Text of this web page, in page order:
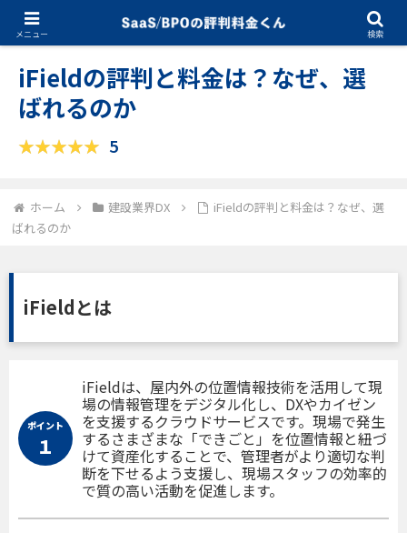
建設業界DX 11.10.2025
iFieldの評判と料金は？なぜ、選
ばれるのか
5
ホーム 建設業界DX
iFieldの評判と料金は？なぜ、選
ばれるのか
iFieldとは
ポイント
１
iFieldは、屋内外の位置情報技術を活用して現
場の情報管理をデジタル化し、DXやカイゼン
を支援するクラウドサービスです。現場で発生
するさまざまな「できごと」を位置情報と紐づ
けて資産化することで、管理者がより適切な判
断を下せるよう支援し、現場スタッフの効率的
で質の高い活動を促進します。
メニュー 検索